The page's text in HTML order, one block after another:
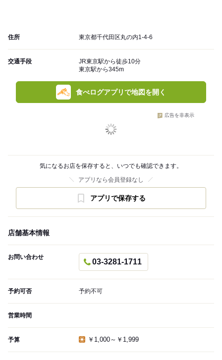
住所 東京都千代田区丸の内1-4-6
交通手段
JR東京駅から徒歩10分
東京駅から345m
食べログアプリで地図を開く
広告を非表示
気になるお店を保存すると、いつでも確認できます。
アプリなら会員登録なし
アプリで保存する
店舗基本情報
お問い合わせ
03-3281-1711
予約可否 予約不可
営業時間
予算 ￥1,000～￥1,999